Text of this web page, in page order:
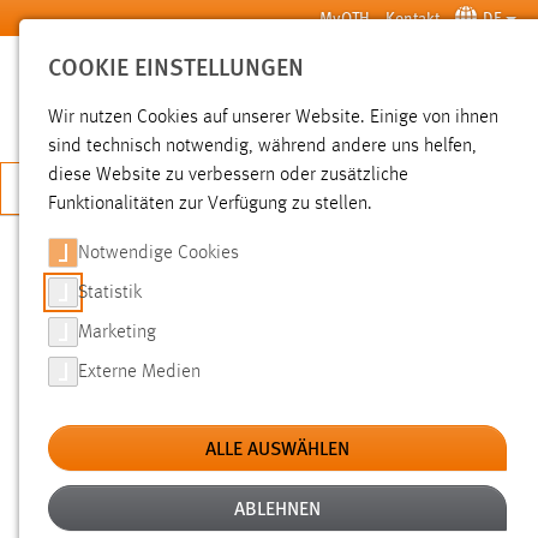
Zum Hauptinhalt springen MyOTH Kontakt DE
SUCHE
JETZT BEWERBEN
Hochschule Aktuelles News der OTH Amberg-Weiden
OTHEALTHY: WAS TUN GEGEN
STRESS?
21.12.2016
Stellen Sie sich vor, wir schreiben den 24.
Dezember – und Sie müssen noch alle
COOKIE EINSTELLUNGEN
Wir nutzen Cookies auf unserer Website. Einige von ihnen
sind technisch notwendig, während andere uns helfen,
diese Website zu verbessern oder zusätzliche
Funktionalitäten zur Verfügung zu stellen.
Notwendige Cookies
Statistik
Marketing
Externe Medien
ALLE AUSWÄHLEN
ABLEHNEN